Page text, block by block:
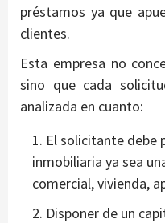
préstamos ya que
clientes.
Esta empresa no
sino que cada
analizada en cuanto:
El solicitante debe
inmobiliaria ya sea
comercial, vivienda,
Disponer de un